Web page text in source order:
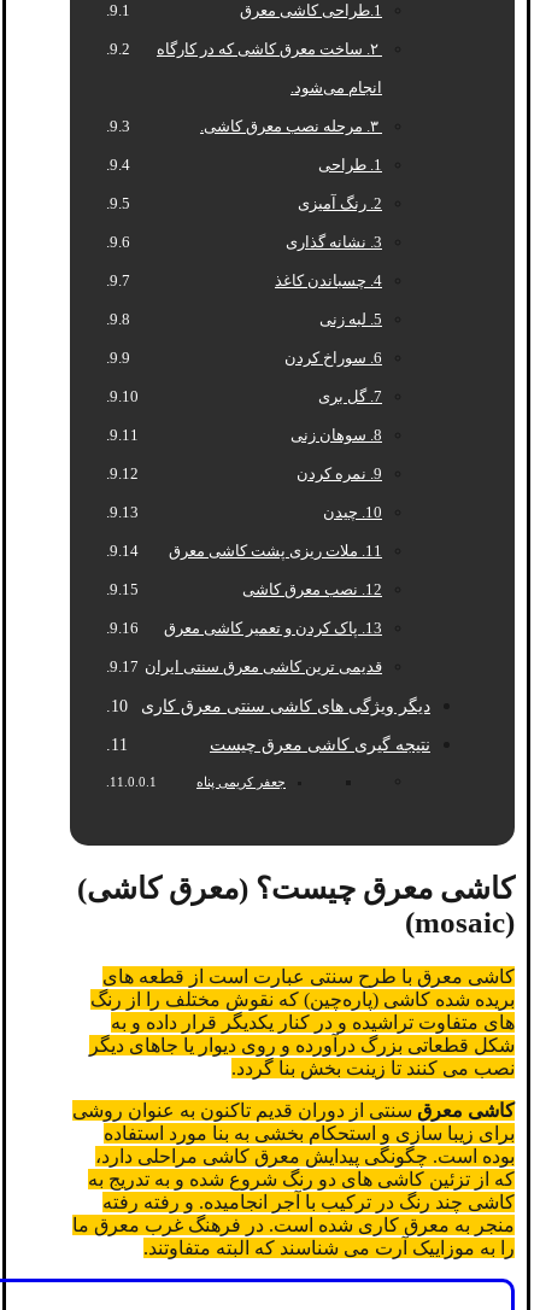
1.طراحی کاشی معرق
۲. ساخت معرق کاشی که در کارگاه
انجام می‌شود.
1. طراحی
2. رنگ آمیزی
3. نشانه گذاری
4. چسباندن کاغذ
5. لبه زنی
6. سوراخ کردن
7. گل بری
8. سوهان زنی
9. نمره کردن
10. چیدن
11. ملات ریزی پشت کاشی معرق
12. نصب معرق کاشی
13. پاک کردن و تعمیر کاشی معرق
قدیمی ترین کاشی معرق سنتی ایران
دیگر ویژگی های کاشی سنتی معرق کاری
نتیجه گیری کاشی معرق چیست
جعفر کریمی پناه
کاشی معرق چیست؟ (معرق کاشی)
(mosaic)
کاشی معرق با طرح سنتی عبارت است از قطعه های
بریده شده کاشی (پاره‌چین) که نقوش مختلف را از رنگ
های متفاوت تراشیده و در کنار یکدیگر قرار داده و به
شکل قطعاتی بزرگ درآورده و روی دیوار یا جاهای دیگر
نصب می کنند تا زینت بخش بنا گردد.
کاشی معرق سنتی از دوران قدیم تاکنون به عنوان روشی
برای زیبا سازی و استحکام بخشی به بنا مورد استفاده
بوده است. چگونگی پیدایش معرق کاشی مراحلی دارد،
که از تزئین کاشی های دو رنگ شروع شده و به تدریج به
کاشی چند رنگ در ترکیب با آجر انجامیده. و رفته رفته
منجر به معرق کاری شده است. در فرهنگ غرب معرق ما
را به موزاییک آرت می شناسند که البته متفاوتند.